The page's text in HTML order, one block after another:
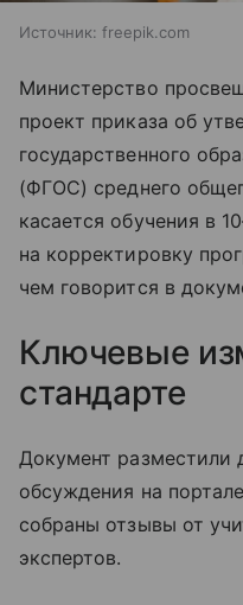
Источник: freepik.com
Министерство
проект приказа об
государственного
(ФГОС) среднего
касается обучения в
на корректировку
чем говорится в
Ключевые
стандарте
Документ разместили
обсуждения на
собраны отзывы от
экспертов.